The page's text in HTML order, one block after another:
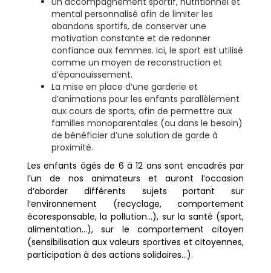
mental personnalisé afin de limiter les
abandons sportifs, de conserver une
motivation constante et de redonner
confiance aux femmes. Ici, le sport est utilisé
comme un moyen de reconstruction et
d’épanouissement.
La mise en place d’une garderie et
d’animations pour les enfants parallèlement
aux cours de sports, afin de permettre aux
familles monoparentales (ou dans le besoin)
de bénéficier d’une solution de garde à
proximité.
Les enfants âgés de 6 à 12 ans sont encadrés par
l’un de nos animateurs et auront l’occasion
d’aborder différents sujets portant sur
l’environnement (recyclage, comportement
écoresponsable, la pollution…), sur la santé (sport,
alimentation…), sur le comportement citoyen
(sensibilisation aux valeurs sportives et citoyennes,
participation à des actions solidaires…).